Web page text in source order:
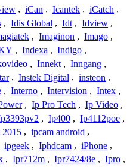
, iCan , Icantek , iCatch ,
, Idis Global , Idt , Idview ,
, Imaginon , Imago ,
, Indexa , Indigo ,
, Innekt , Inngang ,
, Instek Digital , insteon ,
, Interno , Intervision , Intex ,
, Ip Pro Tech , Ip Video ,
, Ip400 , Ip4112poe ,
2015 , ipcam android ,
ipgeek , Iphdcam , iPhone ,
, Ipr712m , Ipr7424/8e , Ipro ,